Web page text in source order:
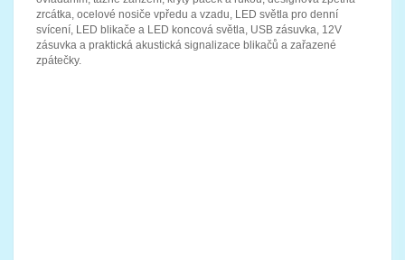
zrcátka, ocelové nosiče vpředu a vzadu, LED světla pro denní
svícení, LED blikače a LED koncová světla, USB zásuvka, 12V
zásuvka a praktická akustická signalizace blikačů a zařazené
zpátečky.